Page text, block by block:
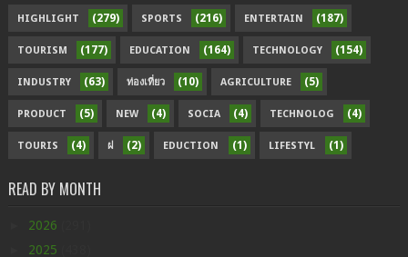
HIGHLIGHT (279) SPORTS (216) ENTERTAIN (187)
TOURISM (177) EDUCATION (164) TECHNOLOGY (154)
INDUSTRY (63) ท่องเที่ยว (10) AGRICULTURE (5)
PRODUCT (5) NEW (4) SOCIA (4) TECHNOLOG (4)
TOURIS (4) ฝ (2) EDUCTION (1) LIFESTYL (1)
READ BY MONTH
2026
2025